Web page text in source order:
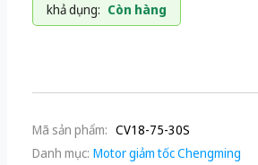
khả dụng: Còn hàng
Mã sản phẩm: CV18-75-30S
Danh mục: Motor giảm tốc Chengming